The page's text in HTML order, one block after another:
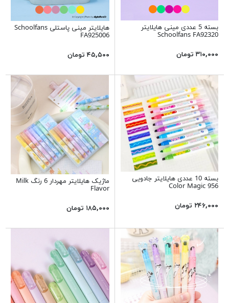
بسته 5 عددی مینی هایلایتر
Schoolfans FA92320
۳۱۰,۰۰۰ تومان
هایلایتر مینی پاستلی Schoolfans
FA925006
۴۵,۵۰۰ تومان
بسته 10 عددی هایلایتر جادویی
Color Magic 956
۲۴۶,۰۰۰ تومان
ماژیک هایلایتر مهردار 6 رنگ Milk
Flavor
۱۸۵,۰۰۰ تومان